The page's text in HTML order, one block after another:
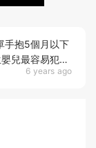
6 years ago
手抱5個月以下
兒最容易犯的